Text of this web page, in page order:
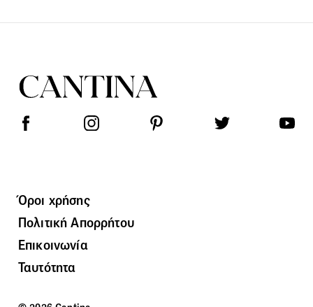
Όροι χρήσης
Πολιτική Απορρήτου
Επικοινωνία
Ταυτότητα